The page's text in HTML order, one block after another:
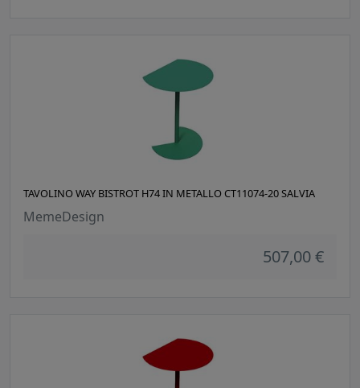
TAVOLINO WAY BISTROT H74 IN METALLO CT11074-20 SALVIA
MemeDesign
507,00 €